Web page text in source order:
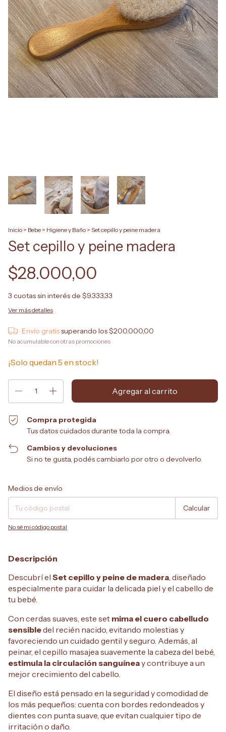
Inicio > Bebe > Higiene y Baño > Set cepillo y peine madera
Set cepillo y peine madera
$28.000,00
3 cuotas sin interés de $9.333,33
Ver más detalles
Envío gratissuperando los$200.000,00
No acumulable con otras promociones
¡Solo quedan 5 en stock!
Compra protegida
Tus datos cuidados durante toda la compra.
Cambios y devoluciones
Si no te gusta, podés cambiarlo por otro o devolverlo.
Entregas para el CP:
Medios de envío
Calcular
No sé mi código postal
Descripción
Descubrí el Set cepillo y peine de madera , diseñado
especialmente para cuidar la delicada piel y el cabello de
tu bebé.
Con cerdas suaves, este set mima el cuero cabelludo
sensibledel recién nacido, evitando molestias y
favoreciendo un cuidado gentil y seguro. Además, al
peinar, el cepillo masajea suavemente la cabeza del bebé,
estimula la circulación sanguíneay contribuye a un
mejor crecimiento del cabello.
El diseño está pensado en la seguridad y comodidad de
los más pequeños: cuenta con bordes redondeados y
dientes con punta suave, que evitan cualquier tipo de
irritación o daño.